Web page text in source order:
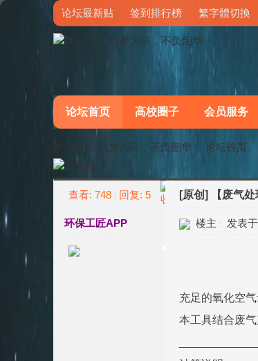
论坛最新贴 签到排行榜 繁字體切換
论坛首页 高校圈子 会员服务
梦马论坛-以梦为马，不负韶华 论坛首页
查看: 748 回复: 5 [原创] 【废气
环保工匠APP 楼主 发表
充足的氧化空
本工具结合废